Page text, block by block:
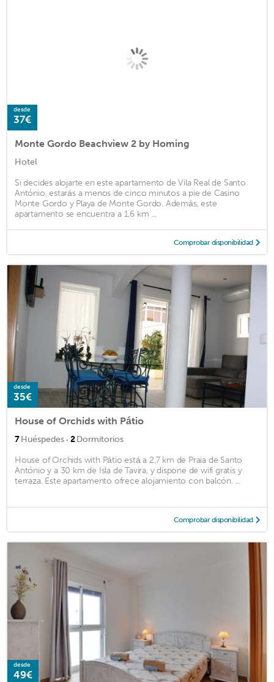
desde
37€
Monte Gordo Beachview 2 by Homing
Hotel
Si decides alojarte en este apartamento de Vila Real de Santo
António, estarás a menos de cinco minutos a pie de Casino
Monte Gordo y Playa de Monte Gordo. Además, este
apartamento se encuentra a 1,6 km ...
Comprobar disponibilidad
desde
35€
House of Orchids with Pátio
7Huéspedes · 2Dormitorios
House of Orchids with Pátio está a 2,7 km de Praia de Santo
António y a 30 km de Isla de Tavira, y dispone de wifi gratis y
terraza. Este apartamento ofrece alojamiento con balcón. ...
Comprobar disponibilidad
desde
49€